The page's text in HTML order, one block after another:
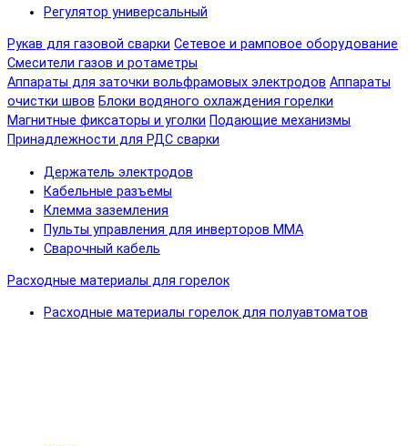
Регулятор универсальный
Рукав для газовой сварки Сетевое и рамповое оборудование
Смесители газов и ротаметры
Аппараты для заточки вольфрамовых электродов Аппараты
очистки швов Блоки водяного охлаждения горелки
Магнитные фиксаторы и уголки Подающие механизмы
Принадлежности для РДС сварки
Держатель электродов
Кабельные разъемы
Клемма заземления
Пульты управления для инверторов MMA
Сварочный кабель
Расходные материалы для горелок
Расходные материалы горелок для полуавтоматов